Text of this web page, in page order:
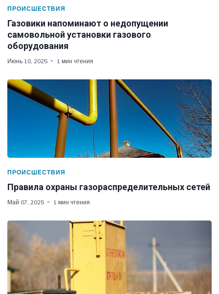
ПРОИСШЕСТВИЯ
Газовики напоминают о недопущении
самовольной установки газового
оборудования
Июнь 10, 2025 1 мин чтения
ПРОИСШЕСТВИЯ
Правила охраны газораспределительных сетей
Май 07, 2025 1 мин чтения